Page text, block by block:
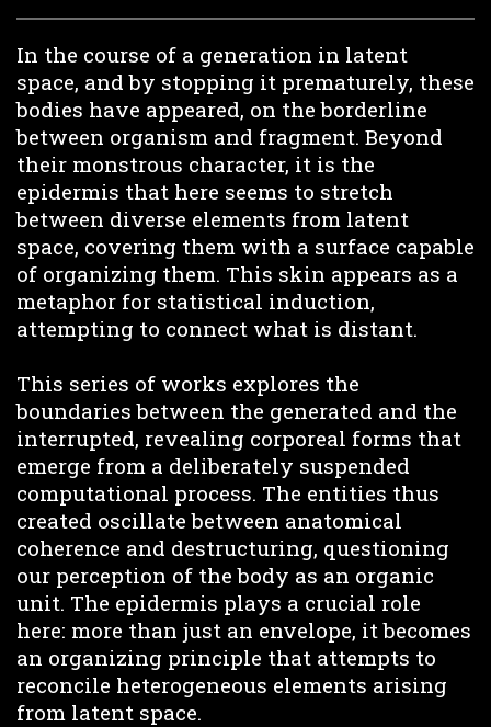
In the course of a generation in latent
space, and by stopping it prematurely, these
bodies have appeared, on the borderline
between organism and fragment. Beyond
their monstrous character, it is the
epidermis that here seems to stretch
between diverse elements from latent
space, covering them with a surface capable
of organizing them. This skin appears as a
metaphor for statistical induction,
attempting to connect what is distant.
This series of works explores the
boundaries between the generated and the
interrupted, revealing corporeal forms that
emerge from a deliberately suspended
computational process. The entities thus
created oscillate between anatomical
coherence and destructuring, questioning
our perception of the body as an organic
unit. The epidermis plays a crucial role
here: more than just an envelope, it becomes
an organizing principle that attempts to
reconcile heterogeneous elements arising
from latent space.